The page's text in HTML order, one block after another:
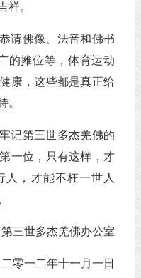
祥。
请佛像、法音和佛书
的摊位等，体育运动
康，这些都是真正给
。
记第三世多杰羌佛的
一位，只有这样，才
人，才能不枉一世人
第三世多杰羌佛办公室
二零一二年十一月一日